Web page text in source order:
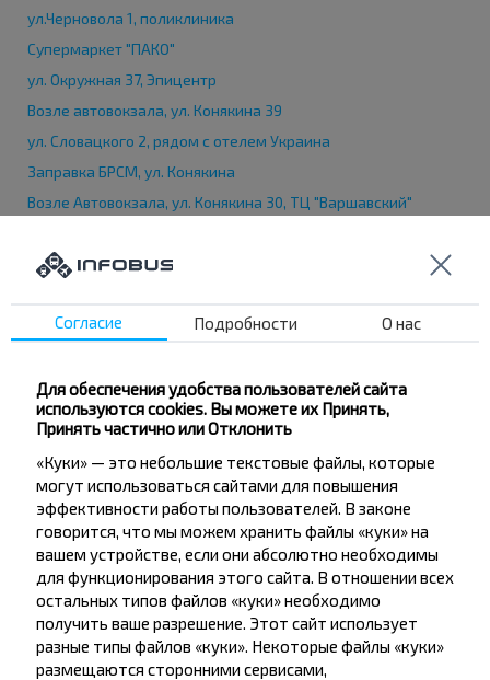
ул.Черновола 1, поликлиника
Супермаркет "ПАКО"
ул. Окружная 37, Эпицентр
Возле автовокзала, ул. Конякина 39
ул. Словацкого 2, рядом с отелем Украина
Заправка БРСМ, ул. Конякина
Возле Автовокзала, ул. Конякина 30, ТЦ "Варшавский"
Хотите
путешествовать
дешевле?
Не пропусти специальные акции, скидки и
другие интересные предложения INFOBUS.
Подпишись на получение новостей и
путешествуй с нами дешевле!
Согласие Подробности О нас
Для обеспечения удобства пользователей сайта
используются cookies. Вы можете их Принять,
Принять частично или Отклонить
«Куки» — это небольшие текстовые файлы, которые
могут использоваться сайтами для повышения
эффективности работы пользователей. В законе
говорится, что мы можем хранить файлы «куки» на
вашем устройстве, если они абсолютно необходимы
для функционирования этого сайта. В отношении всех
остальных типов файлов «куки» необходимо
получить ваше разрешение. Этот сайт использует
разные типы файлов «куки». Некоторые файлы «куки»
размещаются сторонними сервисами,